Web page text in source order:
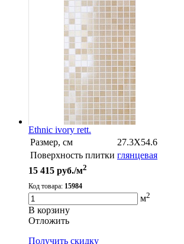
Ethnic ivory rett.
Размер, см
27.3X54.6
Поверхность плитки глянцевая
15 415 руб./м2
Код товара: 15984
м2
В корзину
Oтложить
Получить скидку